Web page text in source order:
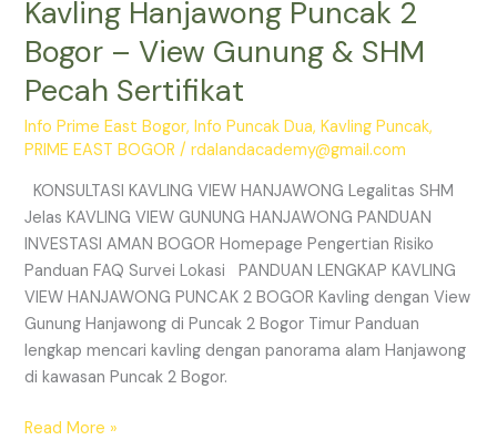
Kavling Hanjawong Puncak 2
Bogor – View Gunung & SHM
Pecah Sertifikat
Info Prime East Bogor,Info Puncak Dua,Kavling Puncak,
PRIME EAST BOGOR /rdalandacademy@gmail.com
KONSULTASI KAVLING VIEW HANJAWONG Legalitas SHM
Jelas KAVLING VIEW GUNUNG HANJAWONG PANDUAN
INVESTASI AMAN BOGOR Homepage Pengertian Risiko
Panduan FAQ Survei Lokasi PANDUAN LENGKAP KAVLING
VIEW HANJAWONG PUNCAK 2 BOGOR Kavling dengan View
Gunung Hanjawong di Puncak 2 Bogor Timur Panduan
lengkap mencari kavling dengan panorama alam Hanjawong
di kawasan Puncak 2 Bogor.
Read More »